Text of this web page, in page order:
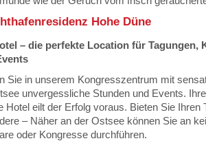
Hohe Düne
– die perfekte Location für Tagungen,
Sie in unserem Kongresszentrum mit
unvergessliche Stunden und Events.
Hotel eilt der Erfolg voraus. Bieten Sie Ihren
– Näher an der Ostsee können Sie an
oder Kongresse durchführen.